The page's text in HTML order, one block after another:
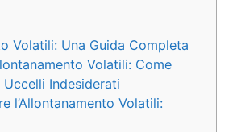
Volatili: Una Guida Completa
Volatili: Come
Indesiderati
l’Allontanamento Volatili: